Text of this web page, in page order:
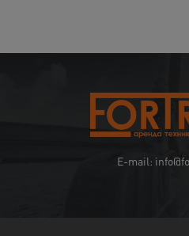
E-mail: